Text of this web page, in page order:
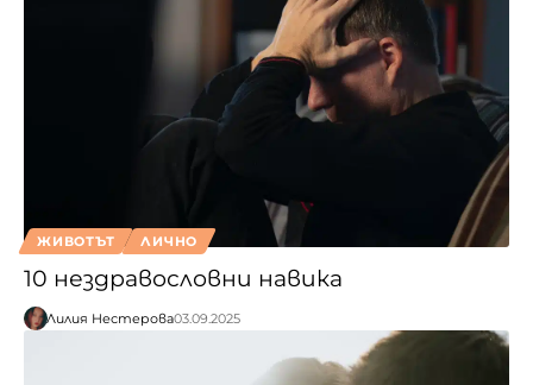
ЖИВОТЪТ ЛИЧНО
10 нездравословни навика
Лилия Нестерова03.09.2025